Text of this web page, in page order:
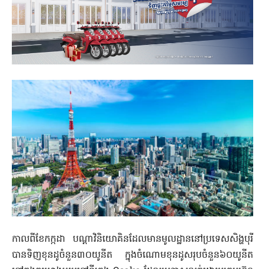
កាលពីខែកក្កដា បណ្តាវិនិយោគិនដែលមានមូលដ្ឋាននៅប្រទេសសិង្ហបុរី
បានទិញខុនដូចំនួន៣០យូនីត ក្នុងចំណោមខុនដូសរុបចំនួន៦០យូនីត